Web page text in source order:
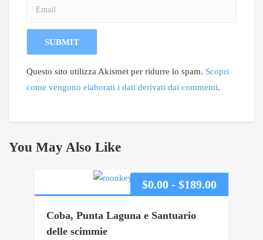
Questo sito utilizza Akismet per ridurre lo spam. Scopri
come vengono elaborati i dati derivati dai commenti.
You May Also Like
$0.00 - $189.00Fascia
Coba, Punta Laguna e Santuario
delle scimmie